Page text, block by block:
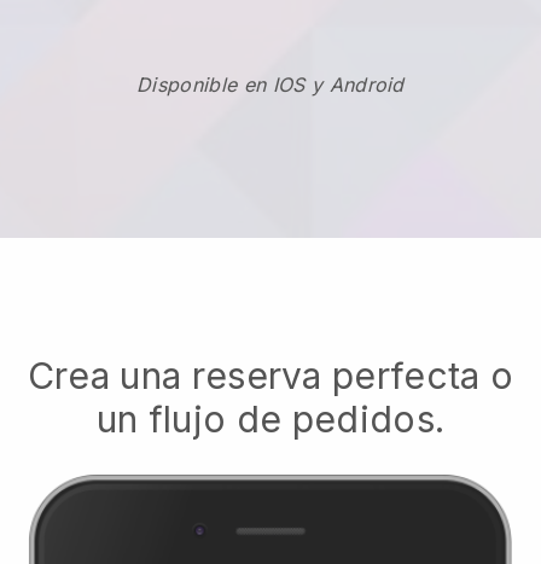
Disponible en IOS y Android
Crea una reserva perfecta o
un flujo de pedidos.